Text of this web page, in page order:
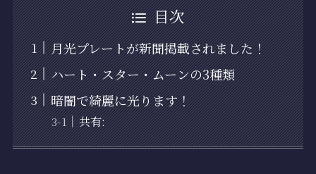
目次
月光プレートが新聞掲載されました！
ハート・スター・ムーンの3種類
暗闇で綺麗に光ります！
共有: